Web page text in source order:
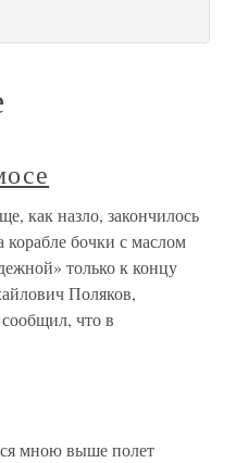
как назло, закончилось
корабле бочки с маслом
только к концу
Поляков,
что в
мною выше полет